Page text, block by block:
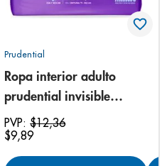
Prudential
Ropa interior adulto
prudential invisible
small/medium 18
unidades
PVP:$12,36
$9,89